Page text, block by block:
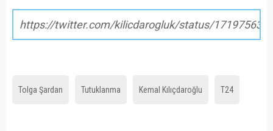
https://twitter.com/kilicdarogluk/status/
Tolga Şardan Tutuklanma Kemal Kılıçdaroğlu T24